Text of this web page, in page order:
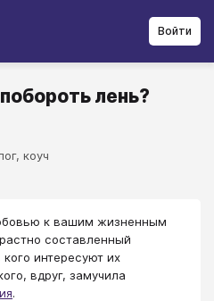
Войти
лень?
коуч
к вашим жизненным
составленный
интересуют их
вдруг, замучила
.